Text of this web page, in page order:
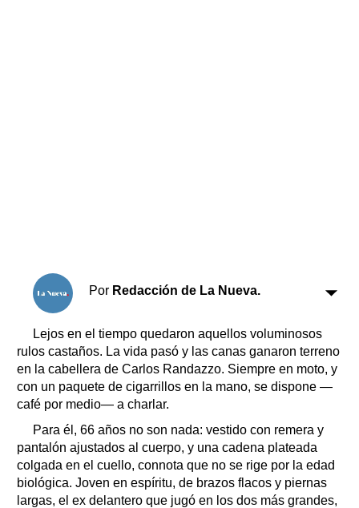
Por Redacción de La Nueva.
Lejos en el tiempo quedaron aquellos voluminosos
rulos castaños. La vida pasó y las canas ganaron terreno
en la cabellera de Carlos Randazzo. Siempre en moto, y
con un paquete de cigarrillos en la mano, se dispone —
café por medio— a charlar.
Para él, 66 años no son nada: vestido con remera y
pantalón ajustados al cuerpo, y una cadena plateada
colgada en el cuello, connota que no se rige por la edad
biológica. Joven en espíritu, de brazos flacos y piernas
largas, el ex delantero que jugó en los dos más grandes,